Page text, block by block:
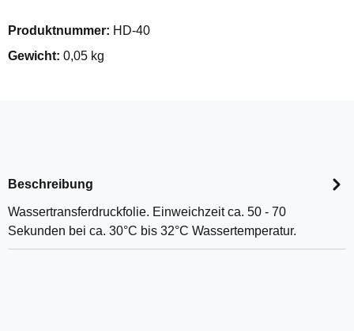
Produktnummer: HD-40
Gewicht: 0,05 kg
Beschreibung
Wassertransferdruckfolie. Einweichzeit ca. 50 - 70
Sekunden bei ca. 30°C bis 32°C Wassertemperatur.